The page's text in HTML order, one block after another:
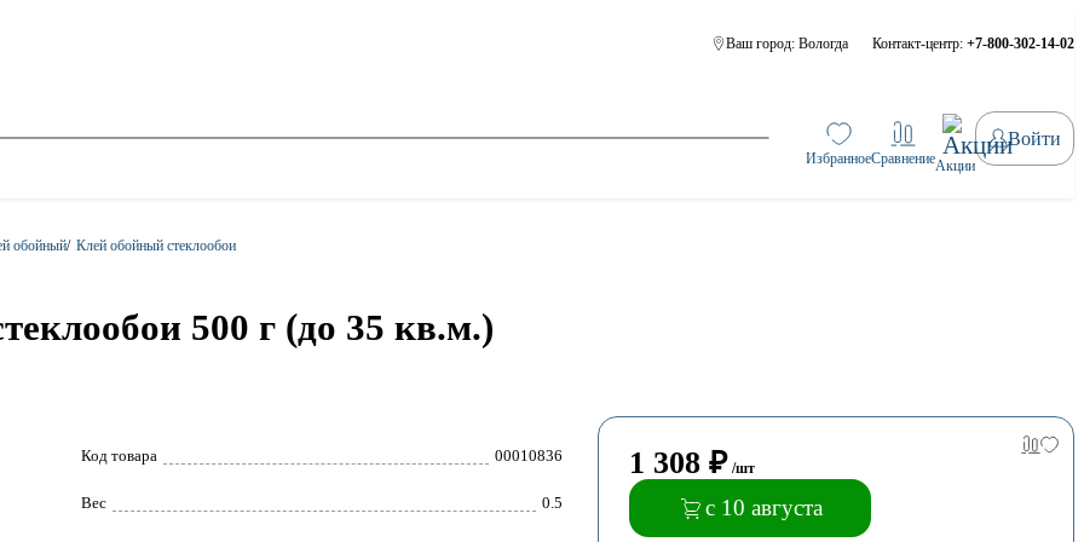
Ваш город: Вологда Контакт-центр: +7-800-302-14-02
ИзбранноеСравнениеАкции
Войти
обойный/ Клей обойный стеклообои
500 г (до 35 кв.м.)
Код товара 00010836
Вес 0.5
1 308 ₽ /шт
с 10 августа